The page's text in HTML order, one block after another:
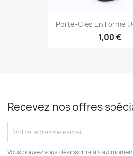
Porte-Clés En Forme
1,00 €
Recevez nos offres
Vous pouvez vous désinscrire à tout